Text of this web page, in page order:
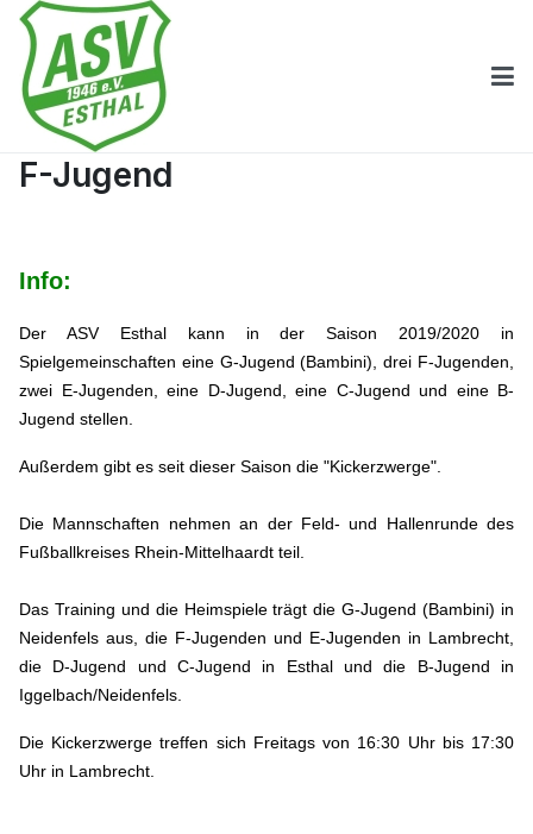
F-Jugend
Info:
Der ASV Esthal kann in der Saison 2019/2020 in
Spielgemeinschaften eine G-Jugend (Bambini), drei F-Jugenden,
zwei E-Jugenden, eine D-Jugend, eine C-Jugend und eine B-
Jugend stellen.
Außerdem gibt es seit dieser Saison die "Kickerzwerge".
Die Mannschaften nehmen an der Feld- und Hallenrunde des
Fußballkreises Rhein-Mittelhaardt teil.
Das Training und die Heimspiele trägt die G-Jugend (Bambini) in
Neidenfels aus, die F-Jugenden und E-Jugenden in Lambrecht,
die D-Jugend und C-Jugend in Esthal und die B-Jugend in
Iggelbach/Neidenfels.
Die Kickerzwerge treffen sich Freitags von 16:30 Uhr bis 17:30
Uhr in Lambrecht.